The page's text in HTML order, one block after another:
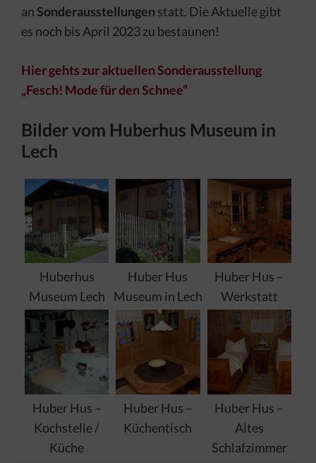
anSonderausstellungen statt. Die Aktuelle gibt
es noch bis April 2023 zu bestaunen!
Hier gehts zur aktuellen Sonderausstellung
„Fesch! Mode für den Schnee“
Bilder vom Huberhus Museum in
Lech
Huberhus
Museum Lech
Huber Hus
Museum in Lech
Huber Hus –
Werkstatt
Huber Hus –
Kochstelle /
Küche
Huber Hus –
Küchentisch
Huber Hus –
Altes
Schlafzimmer